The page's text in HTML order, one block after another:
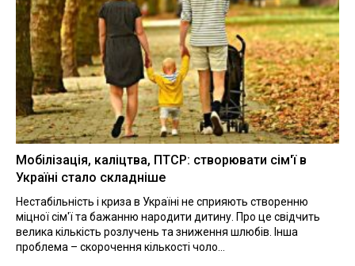
Мобілізація, каліцтва, ПТСР: створювати сім'ї в
Україні стало складніше
Нестабільність і криза в Україні не сприяють створенню
міцної сім'ї та бажанню народити дитину. Про це свідчить
велика кількість розлучень та зниження шлюбів. Інша
проблема – скорочення кількості чоло...